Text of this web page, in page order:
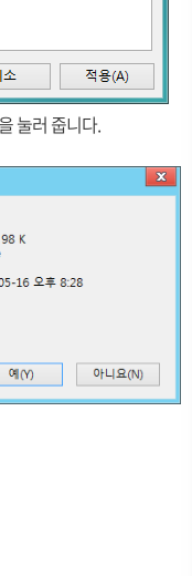
눌러 줍니다.